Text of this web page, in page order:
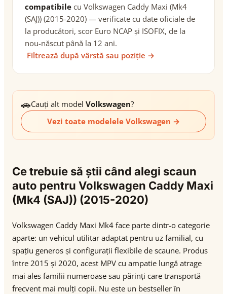
compatibile cu Volkswagen Caddy Maxi (Mk4
(SAJ)) (2015-2020) — verificate cu date oficiale de
la producători, scor Euro NCAP și ISOFIX, de la
nou-născut până la 12 ani.
Filtrează după vârstă sau poziție →
🚗Cauți alt model Volkswagen?
Vezi toate modelele Volkswagen →
Ce trebuie să știi când alegi scaun
auto pentru Volkswagen Caddy Maxi
(Mk4 (SAJ)) (2015-2020)
Volkswagen Caddy Maxi Mk4 face parte dintr-o categorie
aparte: un vehicul utilitar adaptat pentru uz familial, cu
spațiu generos și configurații flexibile de scaune. Produs
între 2015 și 2020, acest MPV cu ampatie lungă atrage
mai ales familii numeroase sau părinți care transportă
frecvent mai mulți copii. Nu este un bestseller în